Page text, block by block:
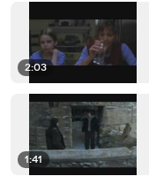
2:03
1:41